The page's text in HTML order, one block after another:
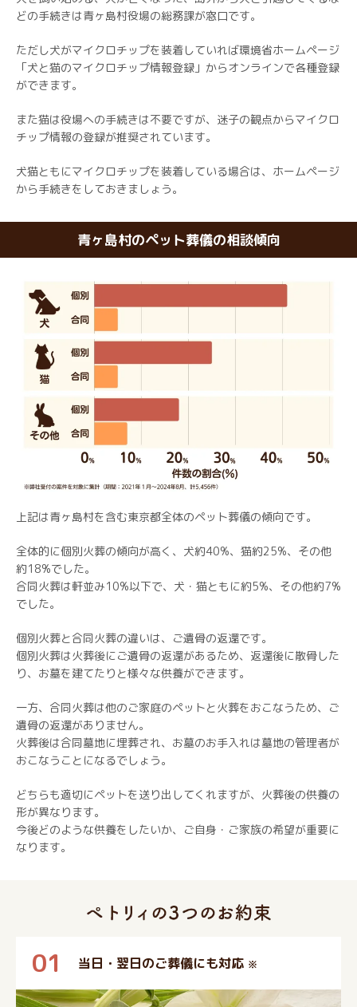
どの手続きは青ヶ島村役場の総務課が窓口です。
ただし犬がマイクロチップを装着していれば環境省ホームページ
「犬と猫のマイクロチップ情報登録」からオンラインで各種登録
ができます。
また猫は役場への手続きは不要ですが、迷子の観点からマイクロ
チップ情報の登録が推奨されています。
犬猫ともにマイクロチップを装着している場合は、ホームページ
から手続きをしておきましょう。
青ヶ島村のペット葬儀の相談傾向
上記は青ヶ島村を含む東京都全体のペット葬儀の傾向です。
全体的に個別火葬の傾向が高く、犬約40%、猫約25%、その他
約18%でした。
合同火葬は軒並み10%以下で、犬・猫ともに約5%、その他約7%
でした。
個別火葬と合同火葬の違いは、ご遺骨の返還です。
個別火葬は火葬後にご遺骨の返還があるため、返還後に散骨した
り、お墓を建てたりと様々な供養ができます。
一方、合同火葬は他のご家庭のペットと火葬をおこなうため、ご
遺骨の返還がありません。
火葬後は合同墓地に埋葬され、お墓のお手入れは墓地の管理者が
おこなうことになるでしょう。
どちらも適切にペットを送り出してくれますが、火葬後の供養の
形が異なります。
今後どのような供養をしたいか、ご自身・ご家族の希望が重要に
なります。
01 当日・翌日のご葬儀にも対応 ※